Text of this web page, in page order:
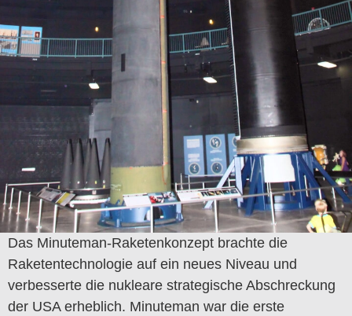
Das Minuteman-Raketenkonzept brachte die
Raketentechnologie auf ein neues Niveau und
verbesserte die nukleare strategische Abschreckung
der USA erheblich. Minuteman war die erste